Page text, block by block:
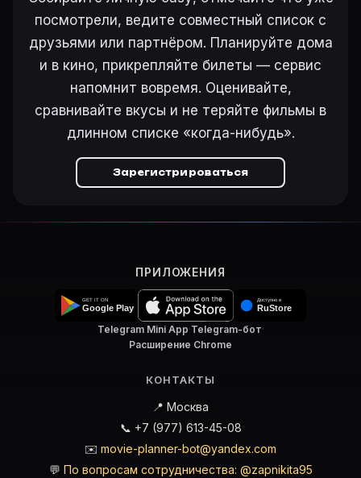
Ещё на Movie Planner
Интересные факты о фильмах·Как вести watchlist
Другие карточки: Горбатая гора (2005)·
Войти в кабинет — сохранить «The False Alarm» в
посмотрели, ведите совместный список с
друзьями или партнёром. Планируйте дома
и в кино, прикрепляйте билеты — сервис
напомнит вовремя. Оценивайте,
сравнивайте вкусы и не теряйте фильмы в
длинном списке «когда-нибудь».
Зарегистрироваться
ПРИЛОЖЕНИЯ
Telegram Mini App·Telegram-бот·
Расширение Chrome
КОНТАКТЫ
📍 Москва
📞 +7 (977) 613-45-08
✉️ movie-planner-bot@yandex.com
💬 По вопросам сотрудничества: @zapnikita95